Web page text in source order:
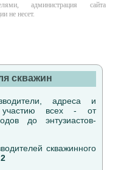
администрация сайта
не несет.
скважин
адреса и
всех - от
до энтузиастов-
скважинного
2